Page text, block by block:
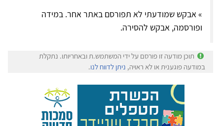
» אבקש שמודעתי לא תפורסם באתר אחר. במידה
ופורסמה, אבקש להסירה.
תוכן מודעה זו פורסם על ידי המשתמש.ת ובאחריותו. נתקלת
במודעה פוגענית או לא ראויה, ניתן לדווח לנו.